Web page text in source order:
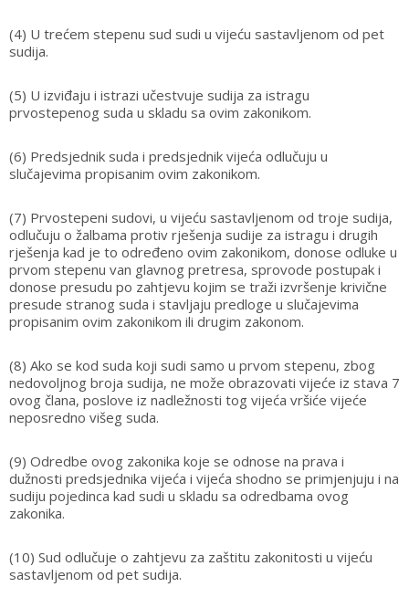
(4) U trećem stepenu sud sudi u vijeću sastavljenom od pet
sudija.
(5) U izviđaju i istrazi učestvuje sudija za istragu
prvostepenog suda u skladu sa ovim zakonikom.
(6) Predsjednik suda i predsjednik vijeća odlučuju u
slučajevima propisanim ovim zakonikom.
(7) Prvostepeni sudovi, u vijeću sastavljenom od troje sudija,
odlučuju o žalbama protiv rješenja sudije za istragu i drugih
rješenja kad je to određeno ovim zakonikom, donose odluke u
prvom stepenu van glavnog pretresa, sprovode postupak i
donose presudu po zahtjevu kojim se traži izvršenje krivične
presude stranog suda i stavljaju predloge u slučajevima
propisanim ovim zakonikom ili drugim zakonom.
(8) Ako se kod suda koji sudi samo u prvom stepenu, zbog
nedovoljnog broja sudija, ne može obrazovati vijeće iz stava 7
ovog člana, poslove iz nadležnosti tog vijeća vršiće vijeće
neposredno višeg suda.
(9) Odredbe ovog zakonika koje se odnose na prava i
dužnosti predsjednika vijeća i vijeća shodno se primjenjuju i na
sudiju pojedinca kad sudi u skladu sa odredbama ovog
zakonika.
(10) Sud odlučuje o zahtjevu za zaštitu zakonitosti u vijeću
sastavljenom od pet sudija.